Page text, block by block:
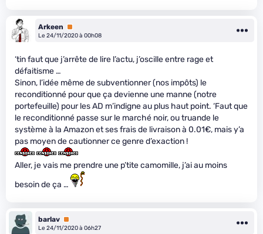
Arkeen
Premium
Le 24/11/2020 à 00h08
‘tin faut que j’arrête de lire l’actu, j’oscille entre rage et
défaitisme …
Sinon, l’idée même de subventionner (nos impôts) le
reconditionné pour que ça devienne une manne (notre
portefeuille) pour les AD m’indigne au plus haut point. ‘Faut que
le reconditionné passe sur le marché noir, ou truande le
système à la Amazon et ses frais de livraison à 0.01€, mais y’a
pas moyen de cautionner ce genre d’exaction !
Aller, je vais me prendre une p’tite camomille, j’ai au moins
besoin de ça …
barlav Premium
Le 24/11/2020 à 06h27